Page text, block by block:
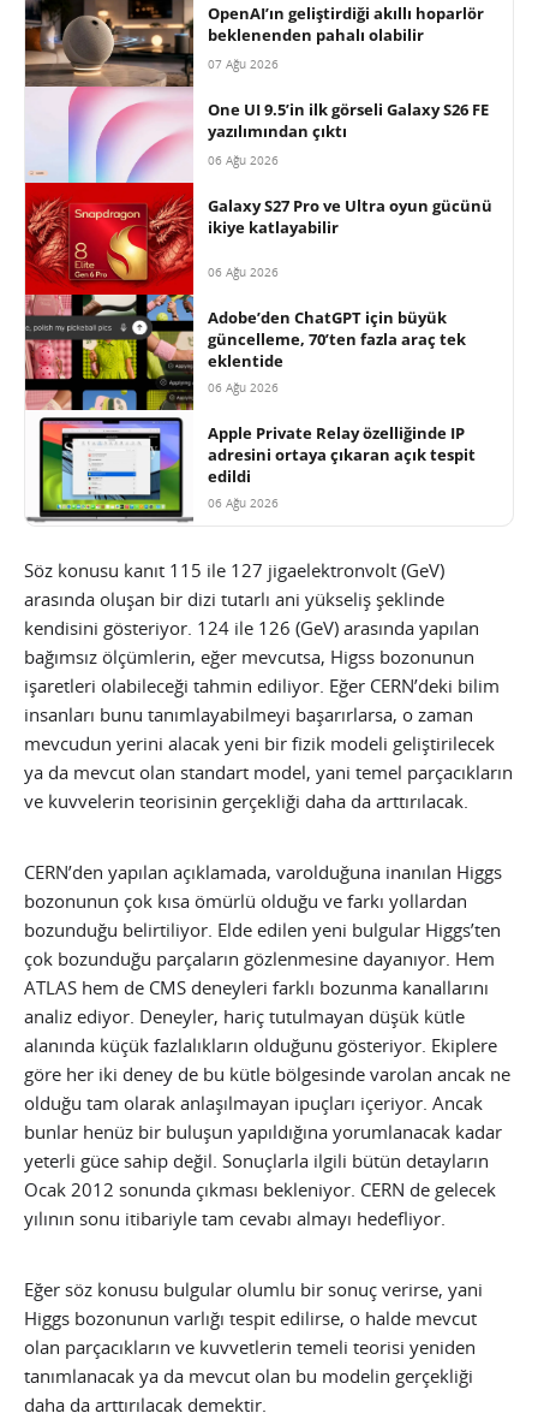
OpenAI’ın geliştirdiği akıllı hoparlör
beklenenden pahalı olabilir
07 Ağu 2026
One UI 9.5’in ilk görseli Galaxy S26 FE
yazılımından çıktı
06 Ağu 2026
Galaxy S27 Pro ve Ultra oyun gücünü
ikiye katlayabilir
06 Ağu 2026
Adobe’den ChatGPT için büyük
güncelleme, 70’ten fazla araç tek
eklentide
06 Ağu 2026
Apple Private Relay özelliğinde IP
adresini ortaya çıkaran açık tespit
edildi
06 Ağu 2026
Söz konusu kanıt 115 ile 127 jigaelektronvolt (GeV)
arasında oluşan bir dizi tutarlı ani yükseliş şeklinde
kendisini gösteriyor. 124 ile 126 (GeV) arasında yapılan
bağımsız ölçümlerin, eğer mevcutsa, Higss bozonunun
işaretleri olabileceği tahmin ediliyor. Eğer CERN’deki bilim
insanları bunu tanımlayabilmeyi başarırlarsa, o zaman
mevcudun yerini alacak yeni bir fizik modeli geliştirilecek
ya da mevcut olan standart model, yani temel parçacıkların
ve kuvvelerin teorisinin gerçekliği daha da arttırılacak.
CERN’den yapılan açıklamada, varolduğuna inanılan Higgs
bozonunun çok kısa ömürlü olduğu ve farkı yollardan
bozunduğu belirtiliyor. Elde edilen yeni bulgular Higgs’ten
çok bozunduğu parçaların gözlenmesine dayanıyor. Hem
ATLAS hem de CMS deneyleri farklı bozunma kanallarını
analiz ediyor. Deneyler, hariç tutulmayan düşük kütle
alanında küçük fazlalıkların olduğunu gösteriyor. Ekiplere
göre her iki deney de bu kütle bölgesinde varolan ancak ne
olduğu tam olarak anlaşılmayan ipuçları içeriyor. Ancak
bunlar henüz bir buluşun yapıldığına yorumlanacak kadar
yeterli güce sahip değil. Sonuçlarla ilgili bütün detayların
Ocak 2012 sonunda çıkması bekleniyor. CERN de gelecek
yılının sonu itibariyle tam cevabı almayı hedefliyor.
Eğer söz konusu bulgular olumlu bir sonuç verirse, yani
Higgs bozonunun varlığı tespit edilirse, o halde mevcut
olan parçacıkların ve kuvvetlerin temeli teorisi yeniden
tanımlanacak ya da mevcut olan bu modelin gerçekliği
daha da arttırılacak demektir.